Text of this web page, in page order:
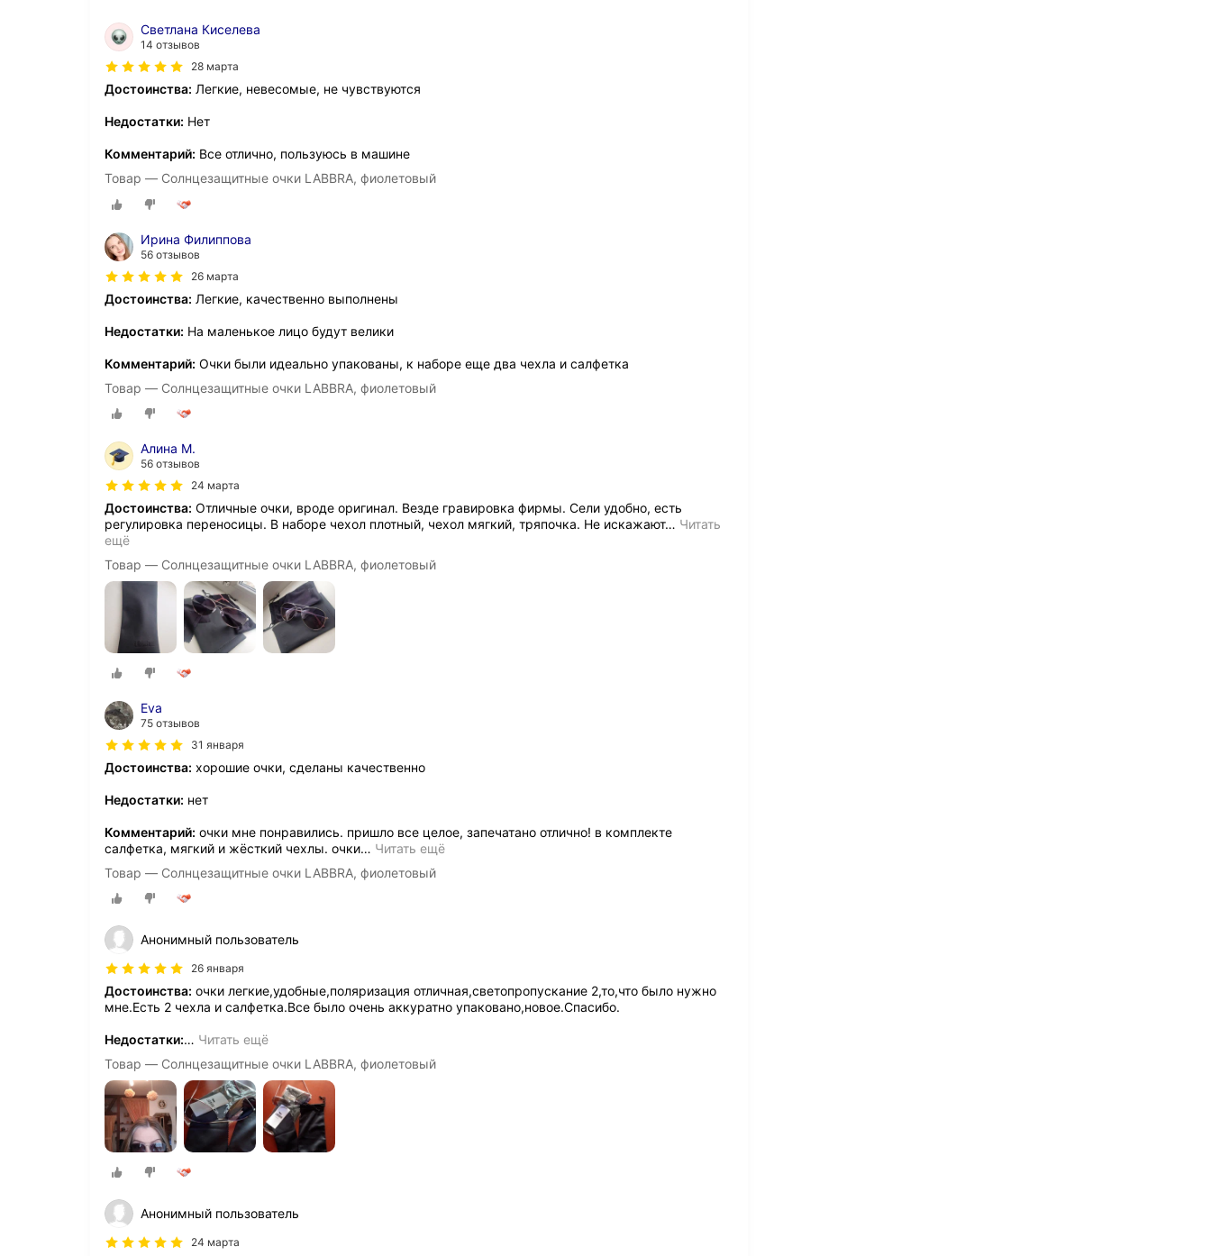
Светлана Киселева
14 отзывов
28 марта
Достоинства: Легкие, невесомые, не чувствуются
Недостатки: Нет
Комментарий: Все отлично, пользуюсь в машине
Товар — Солнцезащитные очки LABBRA, фиолетовый
Ирина Филиппова
56 отзывов
26 марта
Достоинства: Легкие, качественно выполнены
Недостатки: На маленькое лицо будут велики
Комментарий: Очки были идеально упакованы, к наборе еще два чехла и салфетка
Товар — Солнцезащитные очки LABBRA, фиолетовый
Алина М.
56 отзывов
24 марта
Достоинства: Отличные очки, вроде оригинал. Везде гравировка фирмы. Сели удобно, есть
регулировка переносицы. В наборе чехол плотный, чехол мягкий, тряпочка. Не искажают… Читать
ещё
Товар — Солнцезащитные очки LABBRA, фиолетовый
Eva
75 отзывов
31 января
Достоинства: хорошие очки, сделаны качественно
Недостатки: нет
Комментарий: очки мне понравились. пришло все целое, запечатано отлично! в комплекте
салфетка, мягкий и жёсткий чехлы. очки… Читать ещё
Товар — Солнцезащитные очки LABBRA, фиолетовый
Анонимный пользователь
26 января
Достоинства: очки легкие,удобные,поляризация отличная,светопропускание 2,то,что было нужно
мне.Есть 2 чехла и салфетка.Все было очень аккуратно упаковано,новое.Спасибо.
Недостатки:… Читать ещё
Товар — Солнцезащитные очки LABBRA, фиолетовый
Анонимный пользователь
24 марта